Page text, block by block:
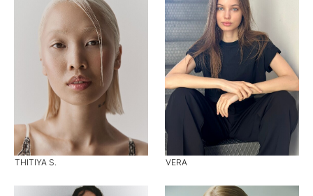
THITIYA S. VERA